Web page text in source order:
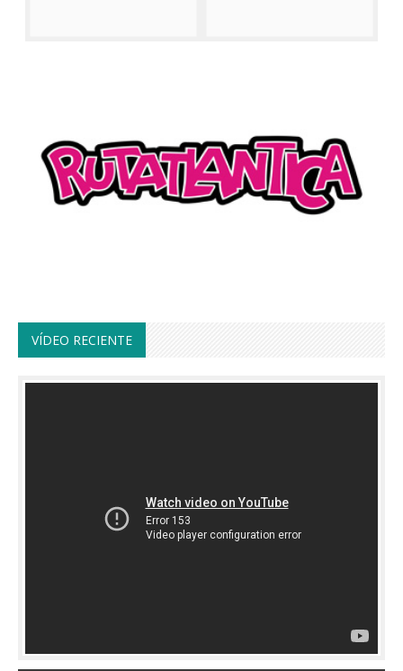
VÍDEO RECIENTE